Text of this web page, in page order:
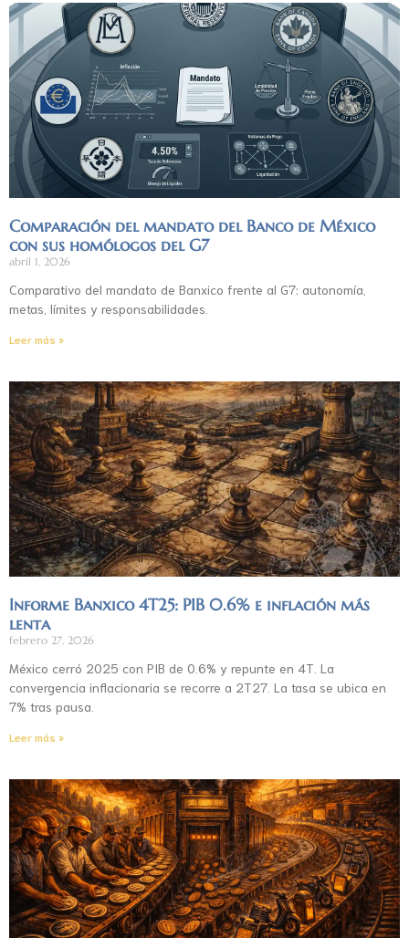
Comparación del mandato del Banco de México
con sus homólogos del G7
abril 1, 2026
Comparativo del mandato de Banxico frente al G7: autonomía,
metas, límites y responsabilidades.
Leer más »
Informe Banxico 4T25: PIB 0.6% e inflación más
lenta
febrero 27, 2026
México cerró 2025 con PIB de 0.6% y repunte en 4T. La
convergencia inflacionaria se recorre a 2T27. La tasa se ubica en
7% tras pausa.
Leer más »